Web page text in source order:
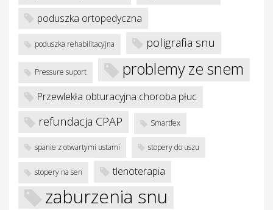
poduszka ortopedyczna
poduszka rehabilitacyjna poligrafia snu
Pressure suport problemy ze snem
Przewlekła obturacyjna choroba płuc
refundacja CPAP Smartfex
spanie z otwartymi ustami stopery do uszu
stopery na sen tlenoterapia
zaburzenia snu